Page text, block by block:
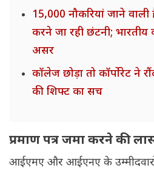
15,000 नौकरियां जाने
करने जा रही छंटनी; भारतीय
असर
कॉलेज छोड़ा तो कॉर्पोरेट ने
की शिफ्ट का सच
प्रमाण पत्र जमा करने की
आईएमए और आईएनए के